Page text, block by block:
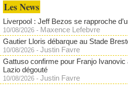
Les News
Liverpool : Jeff Bezos se rapproche
10/08/2026 - Maxence Lefebvre
Gautier Lloris débarque au Stade
10/08/2026 - Justin Favre
Gattuso confirme pour Franjo
Lazio dégouté
10/08/2026 - Justin Favre